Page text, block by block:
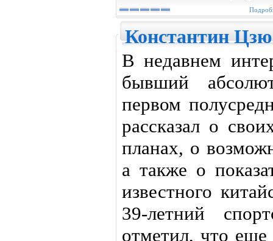
Константин
В недавнем
бывший
первом
рассказал о
планах, о
а также о
известного
39-летний
отметил, что еще